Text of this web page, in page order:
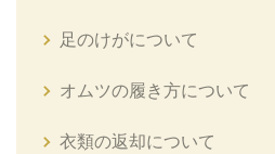
足のけがについて
オムツの履き方について
衣類の返却について